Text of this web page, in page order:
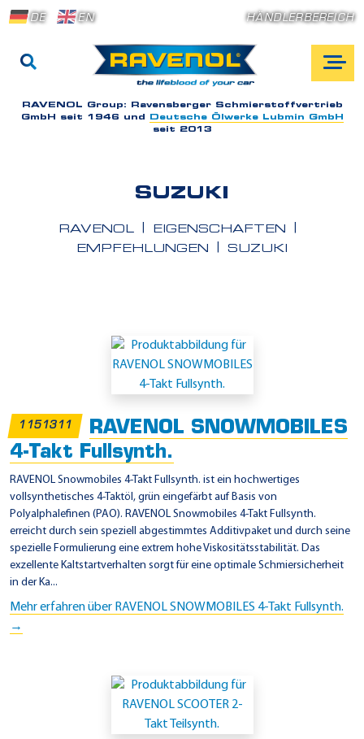
DE EN HÄNDLERBEREICH
RAVENOL Group: Ravensberger Schmierstoffvertrieb
GmbH seit 1946 und
Deutsche Ölwerke Lubmin GmbH
seit 2013
SUZUKI
RAVENOL
EIGENSCHAFTEN
EMPFEHLUNGEN
SUZUKI
s
a
t
z
g
e
b
i
t
1151311
RAVENOL SNOWMOBILES
4-Takt Fullsynth.
RAVENOL Snowmobiles 4-Takt Fullsynth. ist ein hochwertiges
vollsynthetisches 4-Taktöl, grün eingefärbt auf Basis von
Polyalphalefinen (PAO). RAVENOL Snowmobiles 4-Takt Fullsynth.
erreicht durch sein speziell abgestimmtes Additivpaket und durch seine
spezielle Formulierung eine extrem hohe Viskositätsstabilität. Das
exzellente Kaltstartverhalten sorgt für eine optimale Schmiersicherheit
in der Ka...
Mehr erfahren über RAVENOL SNOWMOBILES 4-Takt Fullsynth.
→